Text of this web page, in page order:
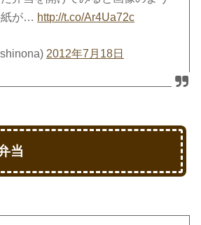
紙が… http://t.co/Ar4Ua72c
2012年7月18日
当